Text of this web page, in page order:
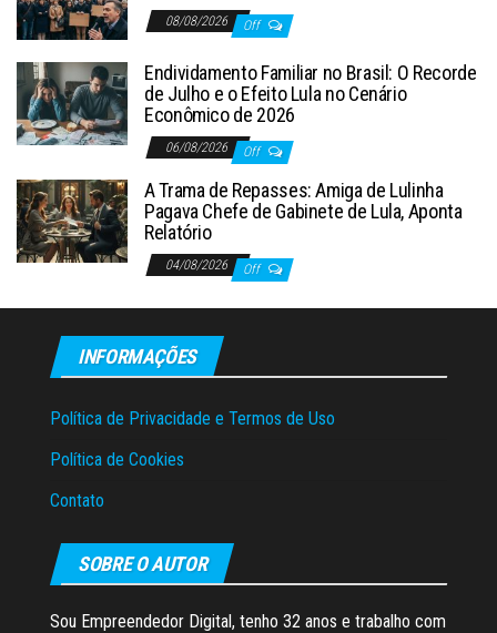
08/08/2026 Off
Endividamento Familiar no Brasil: O Recorde
de Julho e o Efeito Lula no Cenário
Econômico de 2026
06/08/2026 Off
A Trama de Repasses: Amiga de Lulinha
Pagava Chefe de Gabinete de Lula, Aponta
Relatório
04/08/2026 Off
INFORMAÇÕES
Política de Privacidade e Termos de Uso
Política de Cookies
Contato
SOBRE O AUTOR
Sou Empreendedor Digital, tenho 32 anos e trabalho com